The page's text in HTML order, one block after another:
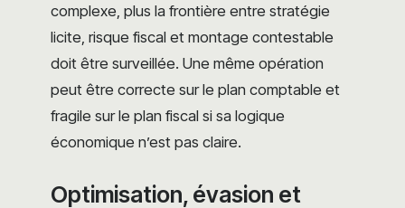
complexe, plus la frontière entre stratégie
licite, risque fiscal et montage contestable
doit être surveillée. Une même opération
peut être correcte sur le plan comptable et
fragile sur le plan fiscal si sa logique
économique n’est pas claire.
Optimisation, évasion et